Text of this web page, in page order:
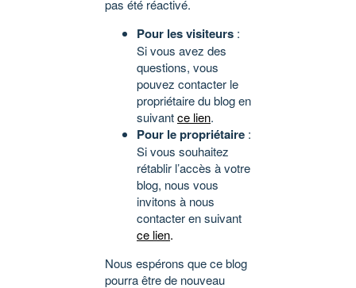
pas été réactivé.
Pour les visiteurs :
Si vous avez des
questions, vous
pouvez contacter le
propriétaire du blog en
suivantce lien.
Pour le propriétaire :
Si vous souhaitez
rétablir l’accès à votre
blog, nous vous
invitons à nous
contacter en suivant
ce lien.
Nous espérons que ce blog
pourra être de nouveau